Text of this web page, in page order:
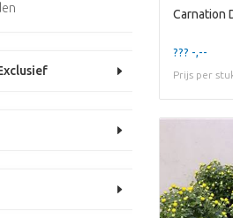
Carnation
??? -,--
Prijs per